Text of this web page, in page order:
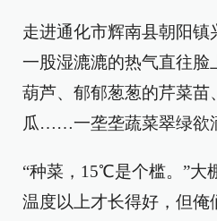
走进通化市辉南县朝阳镇
一股湿漉漉的热气直往脸
葫芦、郁郁葱葱的芹菜苗
瓜……一垄垄蔬菜翠绿欲
“种菜，15℃是个槛。”大
温度以上才长得好，但俺